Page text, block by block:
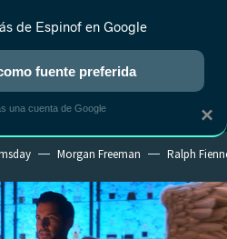
NUEVO
ANIME RANKINGS CINE
Morgan Freeman Ralph
×
de Espinof en Google
fuente preferida
una cuenta de Google